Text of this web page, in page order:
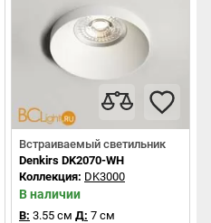
Встраиваемый светильник
Denkirs DK2070-WH
Коллекция: DK3000
В наличии
В: 3.55 см Д: 7 см